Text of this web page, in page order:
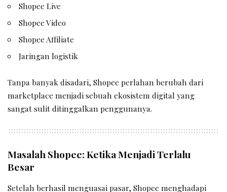
Shopee Live
Shopee Video
Shopee Affiliate
Jaringan logistik
Tanpa banyak disadari, Shopee perlahan berubah dari
marketplace menjadi sebuah ekosistem digital yang
sangat sulit ditinggalkan penggunanya.
Masalah Shopee: Ketika Menjadi Terlalu
Besar
Setelah berhasil menguasai pasar, Shopee menghadapi